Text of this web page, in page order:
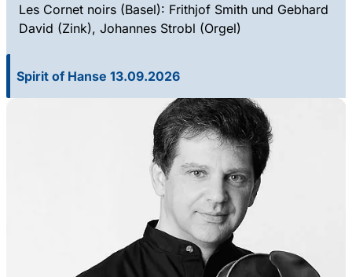
Les Cornet noirs (Basel): Frithjof Smith und Gebhard
David (Zink), Johannes Strobl (Orgel)
Spirit of Hanse 13.09.2026